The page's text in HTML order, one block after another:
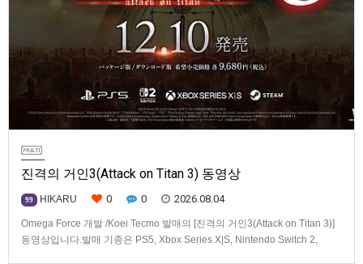
진격의 거인3(Attack on Titan 3) 동영상
99 HIKARU 0 0 2026.08.04
Omega Force 개발 /Koei Tecmo 발매의 [진격의 거인3(Attack on Titan 3)]
동영상입니다.발매 기종은 PS5, Xbox Series X|S, Nintendo Switch 2,